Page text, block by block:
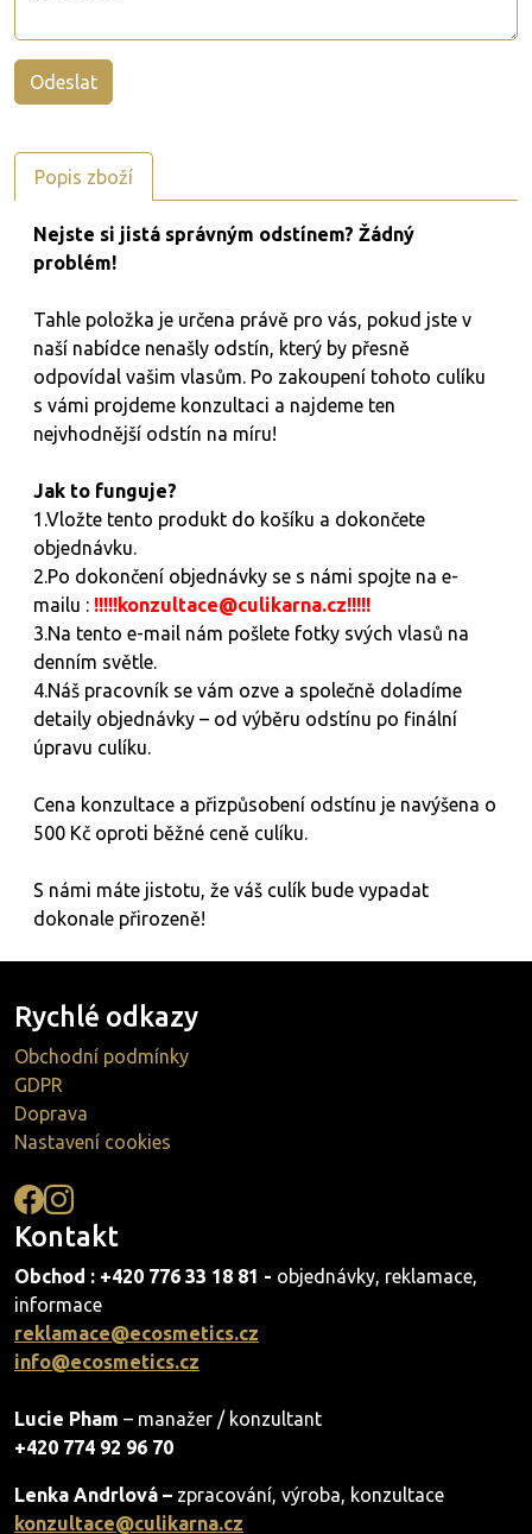
Popis zboží
Nejste si jistá správným odstínem? Žádný
problém!
Tahle položka je určena právě pro vás, pokud jste v
naší nabídce nenašly odstín, který by přesně
odpovídal vašim vlasům. Po zakoupení tohoto culíku
s vámi projdeme konzultaci a najdeme ten
nejvhodnější odstín na míru!
Jak to funguje?
1.Vložte tento produkt do košíku a dokončete
objednávku.
2.Po dokončení objednávky se s námi spojte na e-
mailu : !!!!!konzultace@culikarna.cz!!!!!
3.Na tento e-mail nám pošlete fotky svých vlasů na
denním světle.
4.Náš pracovník se vám ozve a společně doladíme
detaily objednávky – od výběru odstínu po finální
úpravu culíku.
Cena konzultace a přizpůsobení odstínu je navýšena o
500 Kč oproti běžné ceně culíku.
S námi máte jistotu, že váš culík bude vypadat
dokonale přirozeně!
Rychlé odkazy
Obchodní podmínky
GDPR
Doprava
Nastavení cookies
Kontakt
Obchod : +420 776 33 18 81 - objednávky, reklamace,
informace
reklamace@ecosmetics.cz
info@ecosmetics.cz
Lucie Pham – manažer / konzultant
+420 774 92 96 70
Lenka Andrlová – zpracování, výroba, konzultace
konzultace@culikarna.cz